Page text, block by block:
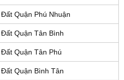
Quận Phú Nhuận
Quận Tân Bình
Quận Tân Phú
Quận Bình Tân